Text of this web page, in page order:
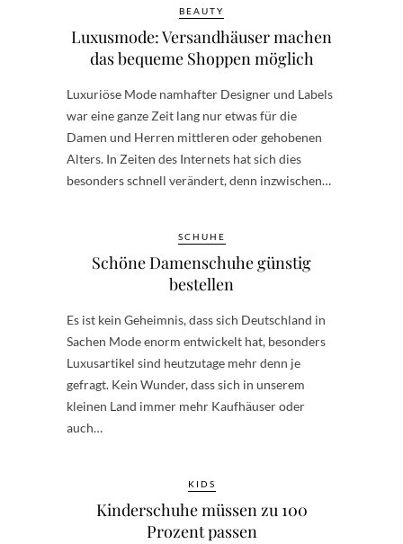
BEAUTY
Luxusmode: Versandhäuser machen
das bequeme Shoppen möglich
Luxuriöse Mode namhafter Designer und Labels
war eine ganze Zeit lang nur etwas für die
Damen und Herren mittleren oder gehobenen
Alters. In Zeiten des Internets hat sich dies
besonders schnell verändert, denn inzwischen…
SCHUHE
Schöne Damenschuhe günstig
bestellen
Es ist kein Geheimnis, dass sich Deutschland in
Sachen Mode enorm entwickelt hat, besonders
Luxusartikel sind heutzutage mehr denn je
gefragt. Kein Wunder, dass sich in unserem
kleinen Land immer mehr Kaufhäuser oder
auch…
KIDS
Kinderschuhe müssen zu 100
Prozent passen